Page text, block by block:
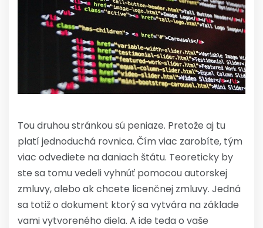
Tou druhou stránkou sú peniaze. Pretože aj tu
platí jednoduchá rovnica. Čím viac zarobíte, tým
viac odvediete na daniach štátu. Teoreticky by
ste sa tomu vedeli vyhnúť pomocou autorskej
zmluvy, alebo ak chcete licenčnej zmluvy. Jedná
sa totiž o dokument ktorý sa vytvára na základe
vami vytvoreného diela. A ide teda o vaše